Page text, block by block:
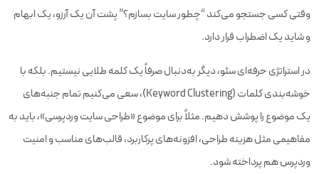
وقتی کسی جستجو می‌کند “چطور سایت بسازم؟” پشت آن یک آرزو، یک ابهام
و شاید یک اضطراب قرار دارد.
در استراتژی حرفه‌ای سئو، دیگر به‌دنبال صرفاً یک کلمه طلایی نیستیم. بلکه با
خوشه‌بندی کلمات (Keyword Clustering)، سعی می‌کنیم تمام جنبه‌های
یک موضوع را پوشش دهیم. مثلاً برای موضوع «طراحی سایت وردپرسی»، باید به
مفاهیمی مثل هزینه طراحی، افزونه‌های پرکاربرد، قالب‌های مناسب و امنیت
وردپرس هم پرداخته شود.